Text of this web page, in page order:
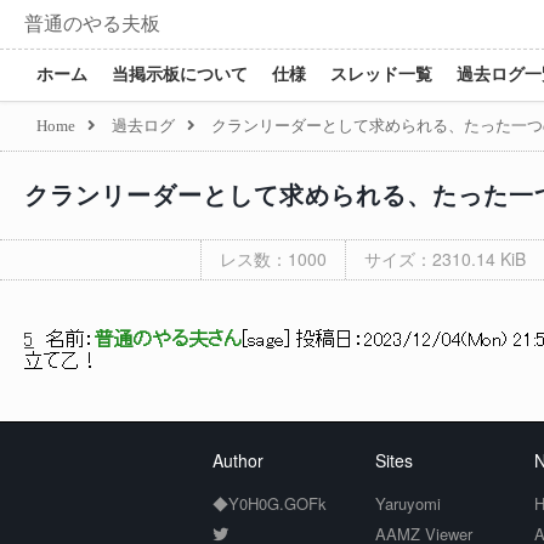
普通のやる夫板
ホーム 当掲示板について 仕様 スレッド一覧 過去ログ
Home 過去ログ クランリーダーとして求められる、たった一
クランリーダーとして求められる、たった一
レス数：1000 サイズ：2310.14 KiB
5 名前： 普通のやる夫さん sage ] 投稿日： 2023/12/04(Mon)
立て乙！
Author
◆Y0H0G.GOFk
Sites
Yaruyomi
AAMZ Viewer